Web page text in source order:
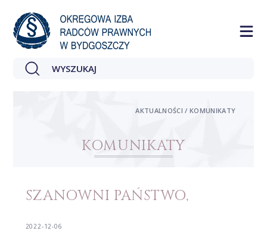
KOMUNIKATY
AKTUALNOŚCI / KOMUNIKATY
SZANOWNI PAŃSTWO,
2022-12-06